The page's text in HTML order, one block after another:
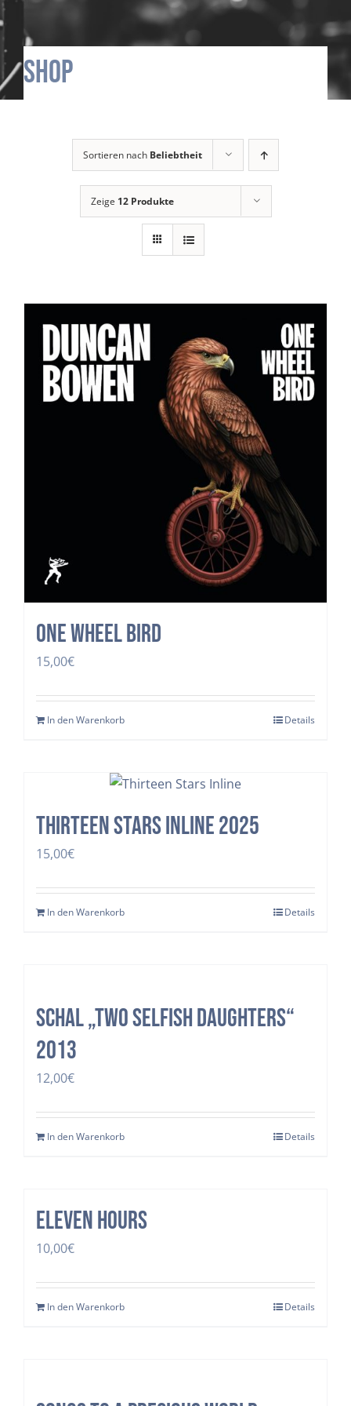
Shop
Sortieren nach Beliebtheit
Zeige 12 Produkte
One Wheel Bird
15,00€
In den Warenkorb Details
Thirteen Stars Inline 2025
15,00€
In den Warenkorb Details
Schal „two selfish daughters“
2013
12,00€
In den Warenkorb Details
Eleven Hours
10,00€
In den Warenkorb Details